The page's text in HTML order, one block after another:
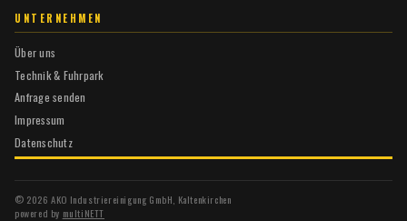
UNTERNEHMEN
Über uns
Technik & Fuhrpark
Anfrage senden
Impressum
Datenschutz
© 2026 AKO Industriereinigung GmbH, Kaltenkirchen
powered by multiNETT